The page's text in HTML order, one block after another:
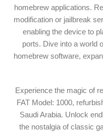
homebrew applications.
modification or jailbreak
enabling the device to
ports. Dive into a world
homebrew software,
Experience the magic of
FAT Model: 1000,
Saudi Arabia. Unlock
the nostalgia of classic